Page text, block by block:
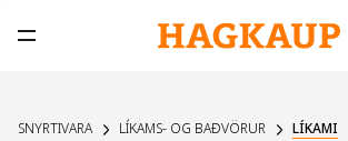
Opna aðalvalmynd
SNYRTIVARA LÍKAMS- OG BAÐVÖRUR LÍKAMI